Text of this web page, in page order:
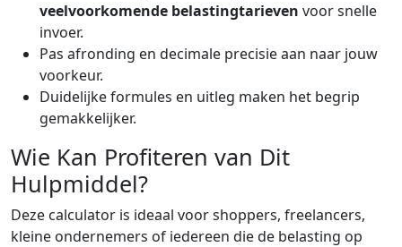
veelvoorkomende belastingtarieven voor snelle
invoer.
Pas afronding en decimale precisie aan naar jouw
voorkeur.
Duidelijke formules en uitleg maken het begrip
gemakkelijker.
Wie Kan Profiteren van Dit
Hulpmiddel?
Deze calculator is ideaal voor shoppers, freelancers,
kleine ondernemers of iedereen die de belasting op